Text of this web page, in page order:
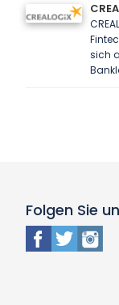
sich
Folgen Sie